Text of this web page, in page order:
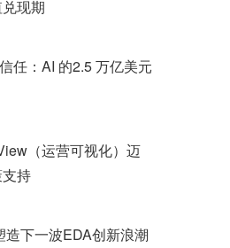
现期
任：AI 的2.5 万亿美元
（运营可视化）迈
持
造下一波EDA创新浪潮